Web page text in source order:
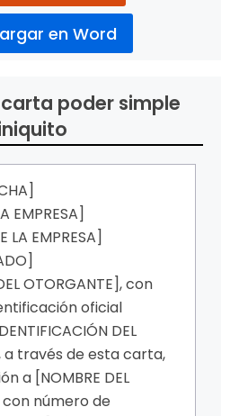
en Word
poder simple
EMPRESA]
LA EMPRESA]
OTORGANTE], con
oficial
DEL
a través de esta carta,
a [NOMBRE DEL
con número de